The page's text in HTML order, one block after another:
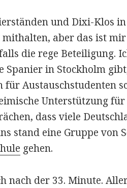
und Dixi-Klos
aber das ist
die rege Beteiligung.
Spanier in Stockholm
für Austauschstudenten
Unterstützung für
dass viele
stand eine Gruppe von
gehen.
nach der 33. Minute.